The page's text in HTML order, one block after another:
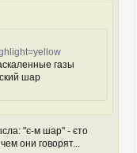
газы
шар
"є-м шар" - єто
они говорят...